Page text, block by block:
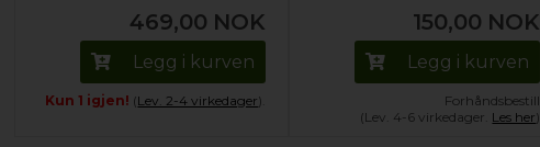
469,00 NOK
Legg i kurven
Kun 1 igjen! (Lev. 2-4 virkedager).
150,00 NOK
Legg i kurven
Forhåndsbestill
(Lev. 4-6 virkedager. Les her)